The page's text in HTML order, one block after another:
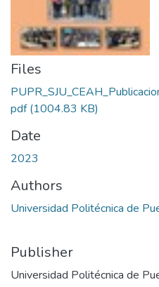
Files
pdf(1004.83 KB)
Date
2023
Authors
Universidad Politécnica de
Publisher
Universidad Politécnica de